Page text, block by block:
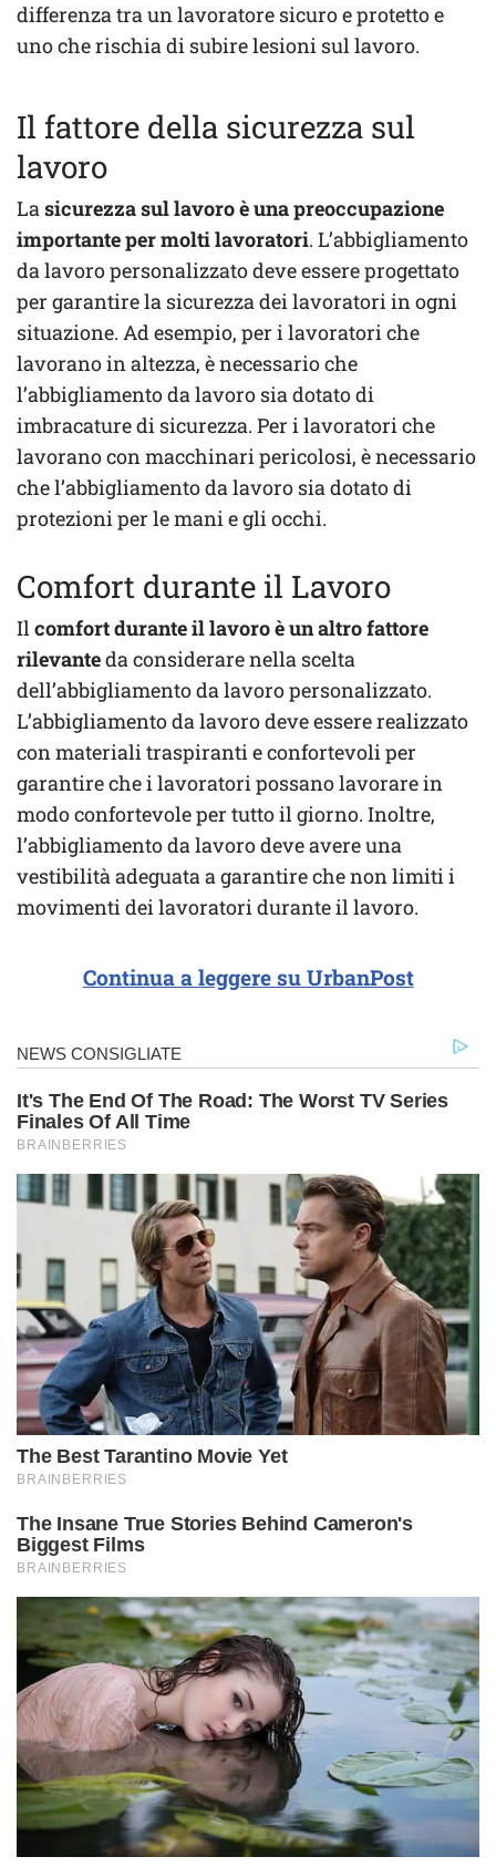
differenza tra un lavoratore sicuro e protetto e
uno che rischia di subire lesioni sul lavoro.
Il fattore della sicurezza sul
lavoro
Lasicurezza sul lavoro è una preoccupazione
importante per molti lavoratori. L’abbigliamento
da lavoro personalizzato deve essere progettato
per garantire la sicurezza dei lavoratori in ogni
situazione. Ad esempio, per i lavoratori che
lavorano in altezza, è necessario che
l’abbigliamento da lavoro sia dotato di
imbracature di sicurezza. Per i lavoratori che
lavorano con macchinari pericolosi, è necessario
che l’abbigliamento da lavoro sia dotato di
protezioni per le mani e gli occhi.
Comfort durante il Lavoro
Ilcomfort durante il lavoro è un altro fattore
rilevanteda considerare nella scelta
dell’abbigliamento da lavoro personalizzato.
L’abbigliamento da lavoro deve essere realizzato
con materiali traspiranti e confortevoli per
garantire che i lavoratori possano lavorare in
modo confortevole per tutto il giorno. Inoltre,
l’abbigliamento da lavoro deve avere una
vestibilità adeguata a garantire che non limiti i
movimenti dei lavoratori durante il lavoro.
Continua a leggere su UrbanPost